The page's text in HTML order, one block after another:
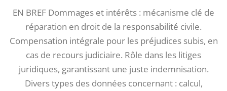
EN BREF Dommages et intérêts : mécanisme clé de
réparation en droit de la responsabilité civile.
Compensation intégrale pour les préjudices subis, en
cas de recours judiciaire. Rôle dans les litiges
juridiques, garantissant une juste indemnisation.
Divers types des données concernant : calcul,